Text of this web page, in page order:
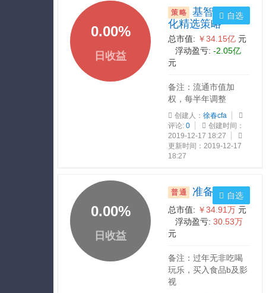
0.00%
日收益
策略
基智a股量
化精选策略
总市值: ￥34.15亿 元
浮动盈亏: -2.05亿
元
备注：流通市值加
权，每半年调整
创建人： 徐春cfa
评论: 0
创建时间：
2019-12-17 18:27
更新时间：2019-12-17
18:27
自选
0.00%
日收益
普通 准备过年啦
总市值: ￥34.91万 元
浮动盈亏: 30.53万
元
备注：过年无非吃喝
玩乐，买入食品b及影
视
自选